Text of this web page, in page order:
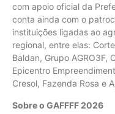
com apoio oficial da
conta ainda com o
instituições ligadas ao
regional, entre elas:
Baldan, Grupo AGRO3F,
Epicentro
Cresol, Fazenda Rosa e
Sobre o GAFFFF 2026